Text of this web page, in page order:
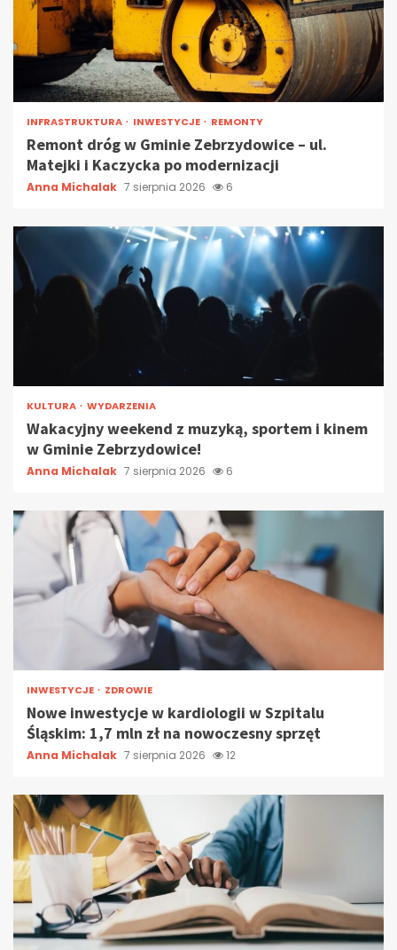
INFRASTRUKTURA INWESTYCJE REMONTY
Remont dróg w Gminie Zebrzydowice – ul.
Matejki i Kaczycka po modernizacji
Anna Michalak 7 sierpnia 2026 6
KULTURA WYDARZENIA
Wakacyjny weekend z muzyką, sportem i kinem
w Gminie Zebrzydowice!
Anna Michalak 7 sierpnia 2026 6
INWESTYCJE ZDROWIE
Nowe inwestycje w kardiologii w Szpitalu
Śląskim: 1,7 mln zł na nowoczesny sprzęt
Anna Michalak 7 sierpnia 2026 12